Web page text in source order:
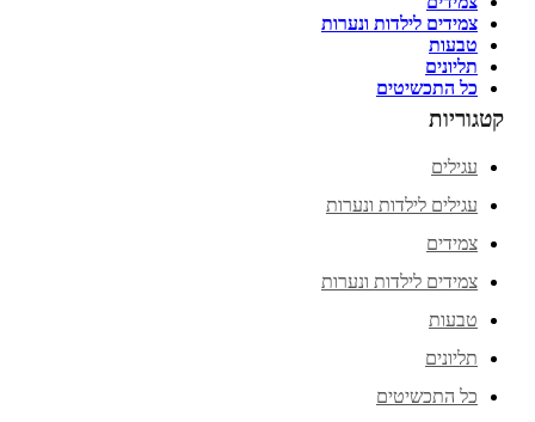
צמידים לילדות ונערות
טבעות
תליונים
כל התכשיטים
קטגוריות
עגילים
עגילים לילדות ונערות
צמידים
צמידים לילדות ונערות
טבעות
תליונים
כל התכשיטים